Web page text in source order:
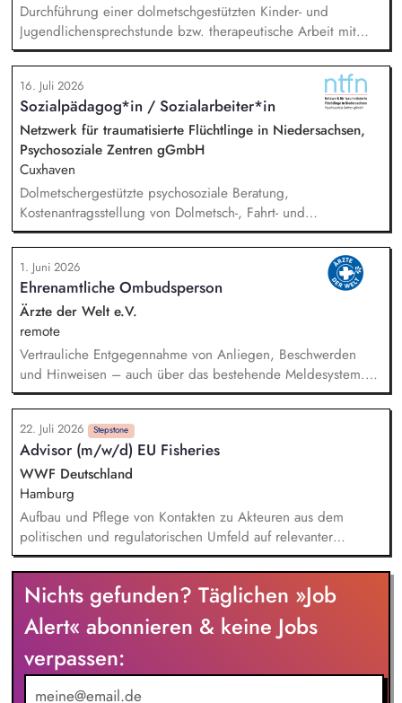
Durchführung einer dolmetschgestützten Kinder- und
Jugendlichensprechstunde bzw. therapeutische Arbeit mit
geflüchteten Kindern und Jugendlichen /
(trauma-)pädagogische Fachberatung, Dokumentation und
Austausch mit dem Team, Stellungnahmen, Mitarbeit in
externen Netzwerken und Arbeitsgruppen.
16. Juli 2026
Sozialpädagog*in / Sozialarbeiter*in
Netzwerk für traumatisierte Flüchtlinge in Niedersachsen,
Psychosoziale Zentren gGmbH
Cuxhaven
Dolmetschergestützte psychosoziale Beratung,
Kostenantragsstellung von Dolmetsch-, Fahrt- und
Therapiekosten, Mitarbeit in externen Netzwerken und
Arbeitsgruppen, Vermittlung in die psychiatrische /
psychotherapeutische Regelversorgung.
1. Juni 2026
Ehrenamtliche Ombudsperson
Ärzte der Welt e.V.
remote
Vertrauliche Entgegennahme von Anliegen, Beschwerden
und Hinweisen – auch über das bestehende Meldesystem.
Vermittlung bei Konflikten und Unterstützung bei
Klärungsprozessen. Konzeption und Durchführung von
Schulungen und Sensibilisierungsformaten. Mitwirkung an der
Weiterentwicklung von Leitlinien, Verhaltenskodizes und dem
Meldesystem. Förderung einer offenen Feedback- und
Beschwerdekultur innerhalb der Organisation.
22. Juli 2026 Stepstone
Advisor (m/w/d) EU Fisheries
WWF Deutschland
Hamburg
Aufbau und Pflege von Kontakten zu Akteuren aus dem
politischen und regulatorischen Umfeld auf relevanter
Landes-, Bundes- und EU-Ebene, BALTFISH/HELCOM-Umfeld,
Wissenschaft, Fischereisektor, anderen Umweltverbänden,
sowie Handel und Industrie. Kritische und kompetente
Begleitung von Plänen und Prozessen zur Neuausrichtung
der deutschen Fischerei in Nord- und Ostsee, sowie zur
europäischen Politikebene. Mitwirkung an der Erstellung und
öffentliche Vertretung von relevanten Positions- und
Hintergrundpapieren, politischen Strategiepapieren,
Nichts gefunden? Täglichen »Job
Alert« abonnieren & keine Jobs
verpassen: